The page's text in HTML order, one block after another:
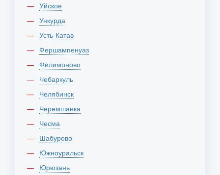
Уйское
Ункурда
Усть-Катав
Фершампенуаз
Филимоново
Чебаркуль
Челябинск
Черемшанка
Чесма
Шабурово
Южноуральск
Юрюзань